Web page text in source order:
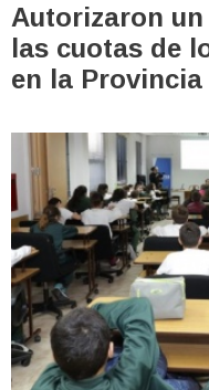
Autorizaron
las cuotas de
en la Provincia